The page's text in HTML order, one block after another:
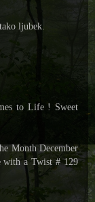
ljubek.
to Life ! Sweet
Month December
with a Twist # 129